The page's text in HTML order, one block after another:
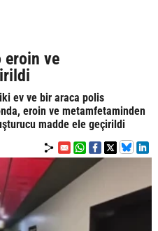
eroin ve
ev ve bir araca polis
eroin ve metamfetaminden
madde ele geçirildi